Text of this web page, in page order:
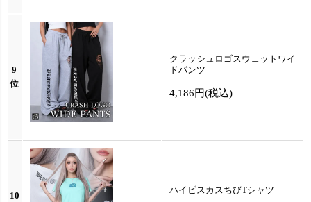
9
位
クラッシュロゴスウェットワイ
ドパンツ
4,186円(税込)
10
ハイビスカスちびTシャツ